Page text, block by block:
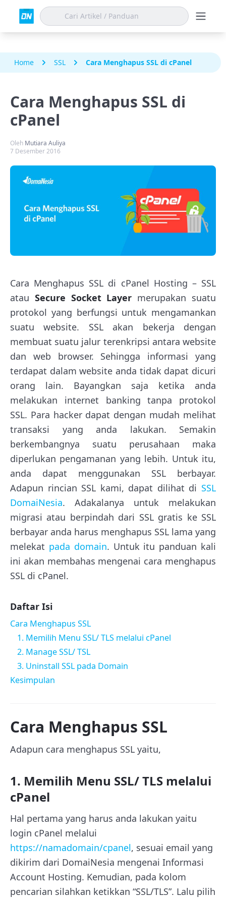
Home SSL Cara Menghapus SSL di cPanel
Cara Menghapus SSL di
cPanel
Oleh Mutiara Auliya
7 Desember 2016
Cara Menghapus SSL di cPanel Hosting – SSL
atau Secure Socket Layer merupakan suatu
protokol yang berfungsi untuk mengamankan
suatu website. SSL akan bekerja dengan
membuat suatu jalur terenkripsi antara website
dan web browser. Sehingga informasi yang
terdapat dalam website anda tidak dapat dicuri
orang lain. Bayangkan saja ketika anda
melakukan internet banking tanpa protokol
SSL. Para hacker dapat dengan mudah melihat
transaksi yang anda lakukan. Semakin
berkembangnya suatu perusahaan maka
diperlukan pengamanan yang lebih. Untuk itu,
anda dapat menggunakan SSL berbayar.
Adapun rincian SSL kami, dapat dilihat di SSL
DomaiNesia. Adakalanya untuk melakukan
migrasi atau berpindah dari SSL gratis ke SSL
berbayar anda harus menghapus SSL lama yang
melekat pada domain. Untuk itu panduan kali
ini akan membahas mengenai cara menghapus
SSL di cPanel.
Daftar Isi
Cara Menghapus SSL
1. Memilih Menu SSL/ TLS melalui cPanel
2. Manage SSL/ TSL
3. Uninstall SSL pada Domain
Kesimpulan
Cara Menghapus SSL
Adapun cara menghapus SSL yaitu,
1. Memilih Menu SSL/ TLS melalui
cPanel
Hal pertama yang harus anda lakukan yaitu
login cPanel melalui
https://namadomain/cpanel, sesuai email yang
dikirim dari DomaiNesia mengenai Informasi
Account Hosting. Kemudian, pada kolom
pencarian silahkan ketikkan “SSL/TLS”. Lalu pilih